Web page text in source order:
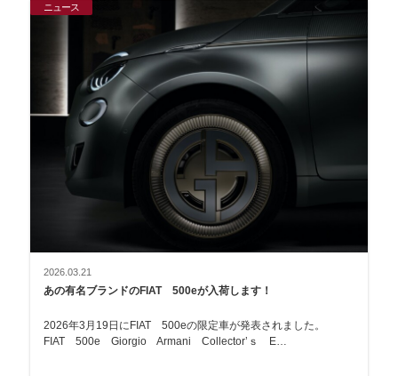
ニュース
2026.03.21
あの有名ブランドのFIAT 500eが入荷します！
2026年3月19日にFIAT 500eの限定車が発表されました。
FIAT 500e Giorgio Armani Collector’ｓ E…